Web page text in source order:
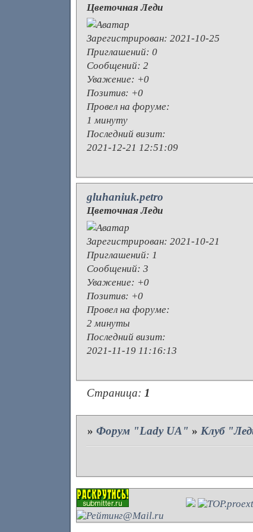
Цветочная Леди
Зарегистрирован: 2021-10-25
Приглашений: 0
Сообщений: 2
Уважение: +0
Позитив: +0
Провел на форуме:
1 минуту
Последний визит:
2021-12-21 12:51:09
gluhaniuk.petro
Цветочная Леди
Зарегистрирован: 2021-10-21
Приглашений: 1
Сообщений: 3
Уважение: +0
Позитив: +0
Провел на форуме:
2 минуты
Последний визит:
2021-11-19 11:16:13
Страница: 1
»Форум "Lady UA" » Клуб